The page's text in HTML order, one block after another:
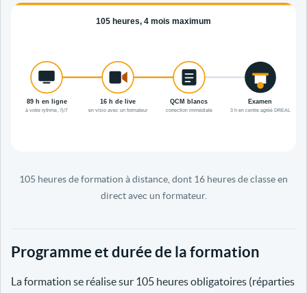
105 heures de formation à distance, dont 16 heures de classe en
direct avec un formateur.
Programme et durée de la formation
La formation se réalise sur 105 heures obligatoires (réparties